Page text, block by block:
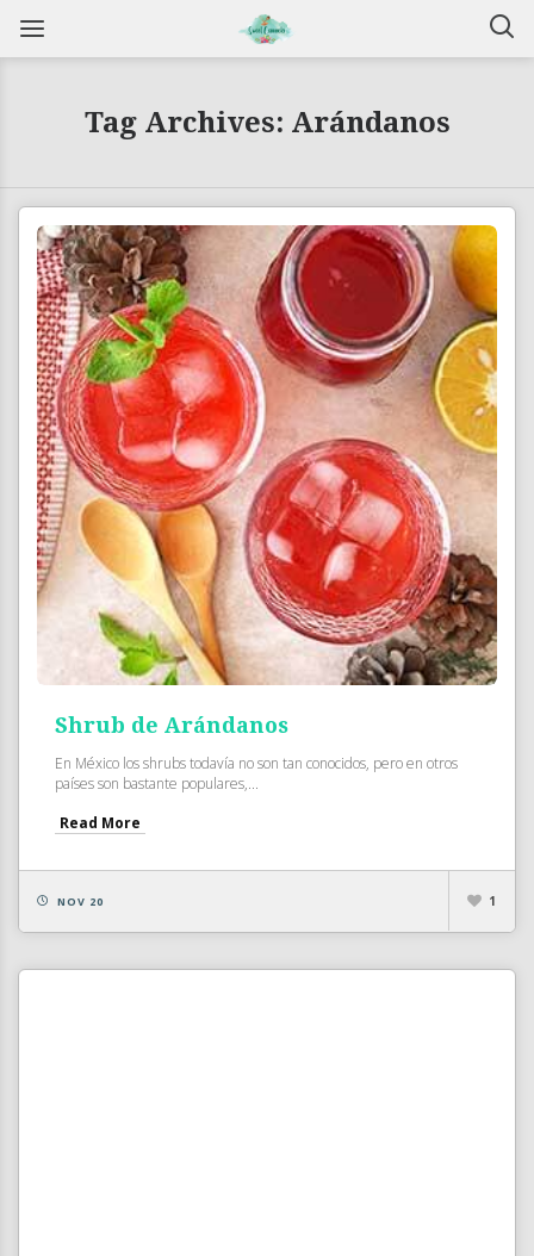
Tag Archives: Arándanos
Shrub de Arándanos
En México los shrubs todavía no son tan conocidos, pero en otros
países son bastante populares,...
Read More
NOV 20 1